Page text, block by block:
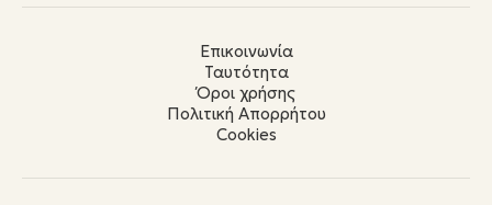
Επικοινωνία
Ταυτότητα
Όροι χρήσης
Πολιτική Απορρήτου
Cookies